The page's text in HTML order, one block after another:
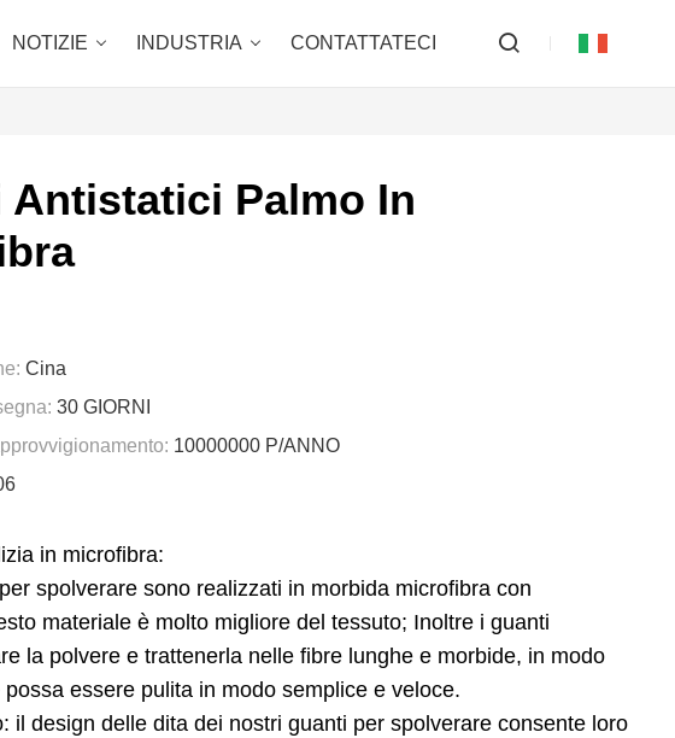
NOTIZIE INDUSTRIA CONTATTATECI
Antistatici Palmo In
Cina
30 GIORNI
10000000 P/ANNO
in microfibra:
spolverare sono realizzati in morbida microfibra con
materiale è molto migliore del tessuto; Inoltre i guanti
la polvere e trattenerla nelle fibre lunghe e morbide, in modo
essere pulita in modo semplice e veloce.
il design delle dita dei nostri guanti per spolverare consente loro